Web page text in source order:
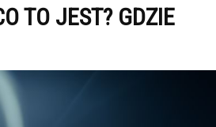
TO JEST? GDZIE